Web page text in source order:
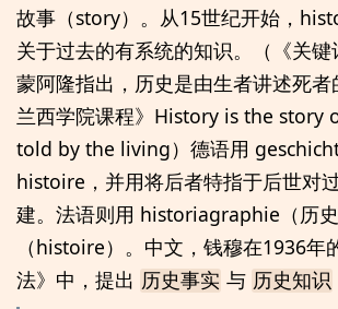
故事（story）。从15世纪开始，
关于过去的有系统的知识。（《关键
蒙阿隆指出，历史是由生者讲述死
兰西学院课程》History is the story
told by the living）德语用
histoire，并用将后者特指于后世对
建。法语则用 historiagraphie（历
（histoire）。中文，钱穆在1936年
法》中，提出 历史事实 与 历史知识